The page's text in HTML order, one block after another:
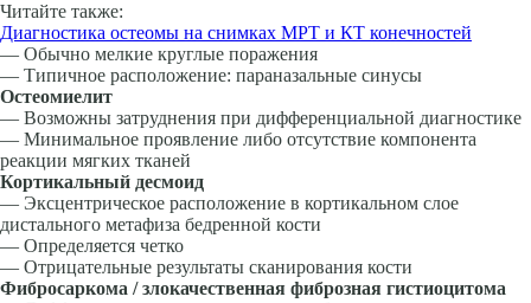
Читайте также:
Диагностика остеомы на снимках МРТ и КТ конечностей
— Обычно мелкие круглые поражения
— Типичное расположение: параназальные синусы
Остеомиелит
— Возможны затруднения при дифференциальной диагностике
— Минимальное проявление либо отсутствие компонента
реакции мягких тканей
Кортикальный десмоид
— Эксцентрическое расположение в кортикальном слое
дистального метафиза бедренной кости
— Определяется четко
— Отрицательные результаты сканирования кости
Фибросаркома / злокачественная фиброзная гистиоцитома